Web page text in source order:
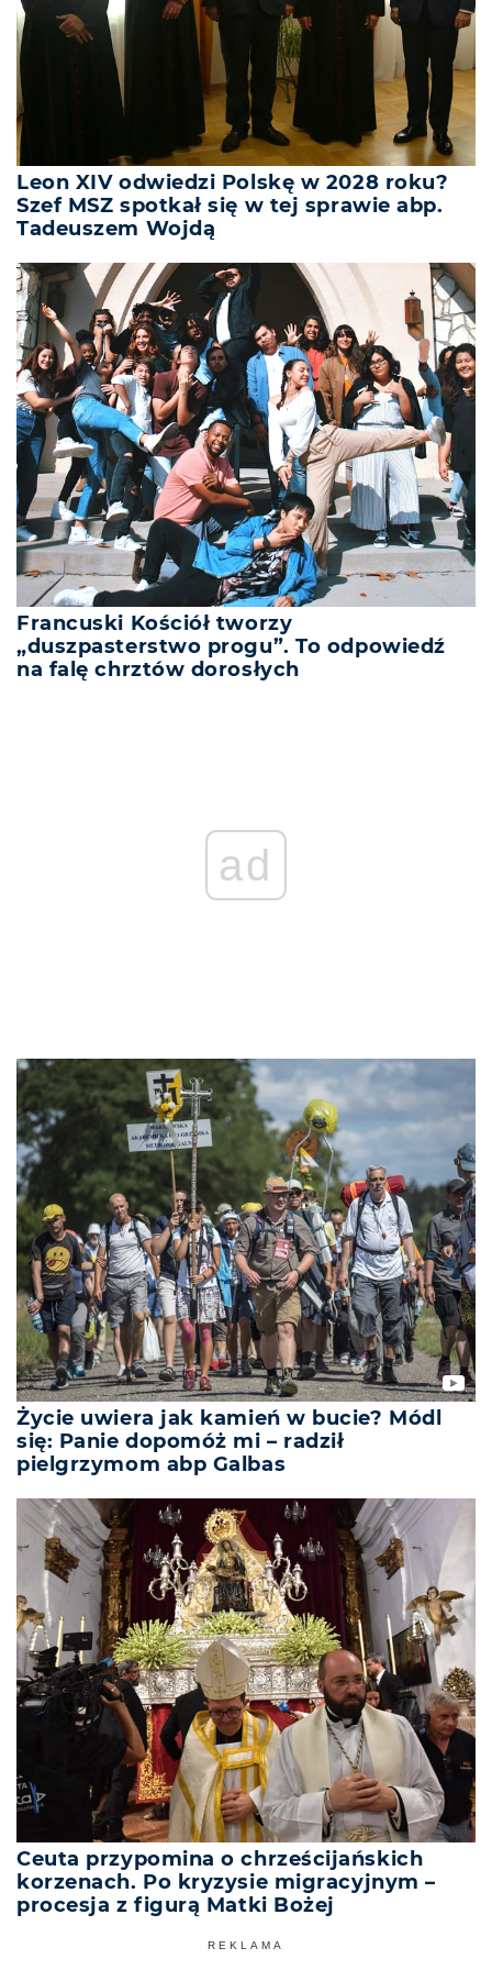
Leon XIV odwiedzi Polskę w 2028 roku?
Szef MSZ spotkał się w tej sprawie abp.
Tadeuszem Wojdą
Francuski Kościół tworzy
„duszpasterstwo progu”. To odpowiedź
na falę chrztów dorosłych
ad
Życie uwiera jak kamień w bucie? Módl
się: Panie dopomóż mi – radził
pielgrzymom abp Galbas
Ceuta przypomina o chrześcijańskich
korzenach. Po kryzysie migracyjnym –
procesja z figurą Matki Bożej
REKLAMA